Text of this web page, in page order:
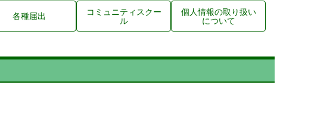
各種届出 コミュニティスクー
ル
個人情報の取り扱い
について